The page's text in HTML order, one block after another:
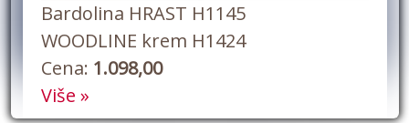
Bardolina HRAST H1145
WOODLINE krem H1424
Cena: 1.098,00
Više »